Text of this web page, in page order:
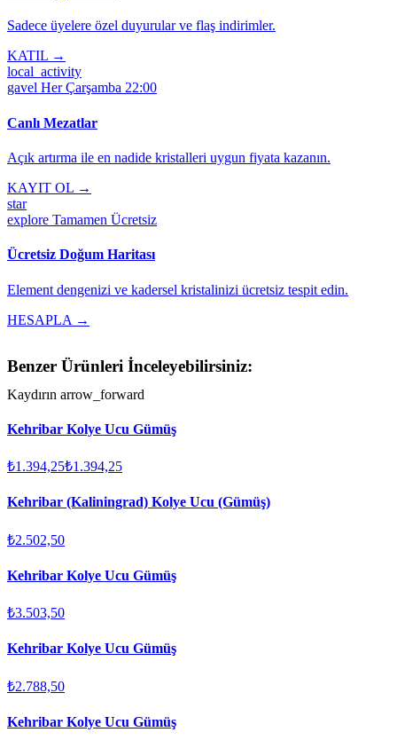
Sadece üyelere özel duyurular ve flaş indirimler.
KATIL →
local_activity
gavel Her Çarşamba 22:00
Canlı Mezatlar
Açık artırma ile en nadide kristalleri uygun fiyata kazanın.
KAYIT OL →
star
explore Tamamen Ücretsiz
Ücretsiz Doğum Haritası
Element dengenizi ve kadersel kristalinizi ücretsiz tespit edin.
HESAPLA →
Benzer Ürünleri İnceleyebilirsiniz:
Kaydırın arrow_forward
Kehribar Kolye Ucu Gümüş
₺1.394,25₺1.394,25
Kehribar (Kaliningrad) Kolye Ucu (Gümüş)
₺2.502,50
Kehribar Kolye Ucu Gümüş
₺3.503,50
Kehribar Kolye Ucu Gümüş
₺2.788,50
Kehribar Kolye Ucu Gümüş